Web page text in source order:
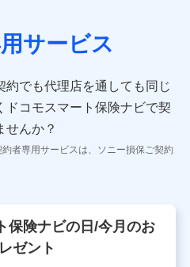
株式会社NTTドコモおよび提携
するため
内容等のパーソナルデータを分
好・傾向に応じたサービス・商
配信等を行うことがありま
実施のため
実施のため
共同利用者（詳細は次のと
サービス
でも代理店を通しても同じ
ドコモスマート保険ナビで契
せんか？
者専用サービスは、ソニー損保ご契約
保険ナビの日/今月のお
ゼント